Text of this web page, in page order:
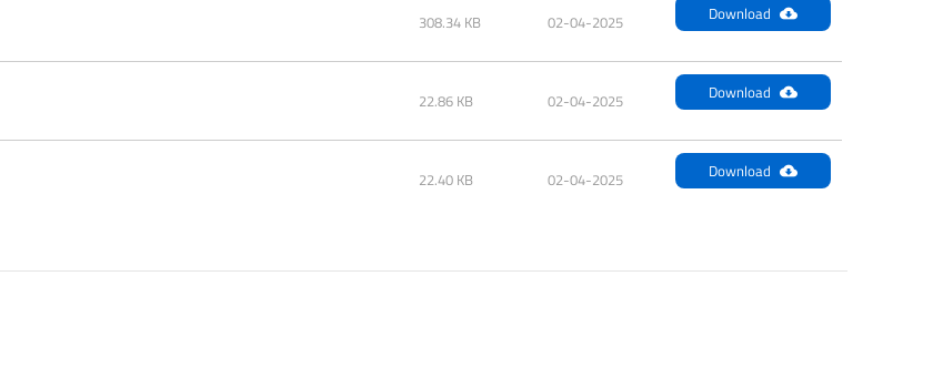
308.34 KB 02-04-2025 Download
22.86 KB 02-04-2025 Download
22.40 KB 02-04-2025 Download